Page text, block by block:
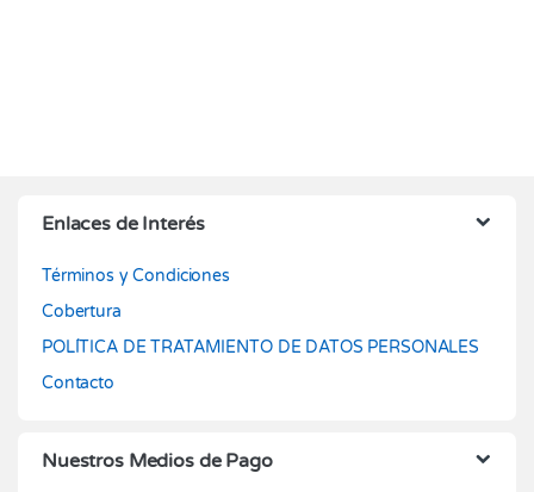
Enlaces de Interés
Términos y Condiciones
Cobertura
POLÍTICA DE TRATAMIENTO DE DATOS PERSONALES
Contacto
Nuestros Medios de Pago